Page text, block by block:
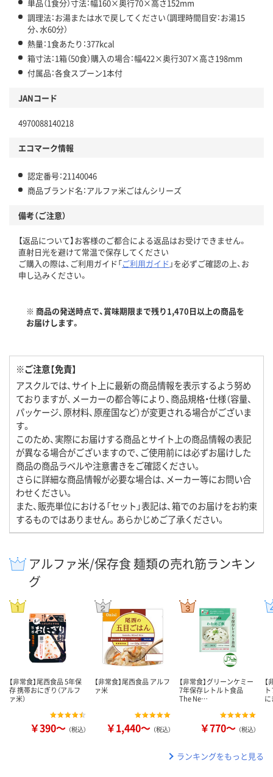
単品（1食分）寸法：幅160×奥行70×高さ152mm
調理法：お湯または水で戻してください（調理時間目安：お湯15
分、水60分）
熱量：1食あたり：377kcal
箱寸法：1箱（50食）購入の場合：幅422×奥行307×高さ198mm
付属品：各食スプーン1本付
JANコード
4970088140218
エコマーク情報
認定番号：21140046
商品ブランド名：アルファ米ごはんシリーズ
備考（ご注意）
【返品について】お客様のご都合による返品はお受けできません。
直射日光を避けて常温で保存してください
ご購入の際は、ご利用ガイド「ご利用ガイド 」を必ずご確認の上、お
申し込みください。
※ 商品の発送時点で、賞味期限まで残り1,470日以上の商品を
お届けします。
※ご注意【免責】
アスクルでは、サイト上に最新の商品情報を表示するよう努め
ておりますが、メーカーの都合等により、商品規格・仕様（容量、
パッケージ、原材料、原産国など）が変更される場合がございま
す。
このため、実際にお届けする商品とサイト上の商品情報の表記
が異なる場合がございますので、ご使用前には必ずお届けした
商品の商品ラベルや注意書きをご確認ください。
さらに詳細な商品情報が必要な場合は、メーカー等にお問い合
わせください。
また、販売単位における「セット」表記は、箱でのお届けをお約束
するものではありません。あらかじめご了承ください。
アルファ米/保存食 麺類の売れ筋ランキン
グ
【非常食】尾西食品 5年保
存 携帯おにぎり（アルフ
ァ米）
￥390～ （税込）
【非常食】尾西食品 アルフ
ァ米
￥1,440～ （税込）
【非常食】グリーンケミー
7年保存レトルト食品
The Ne…
￥770～ （税込）
ランキングをもっと見る